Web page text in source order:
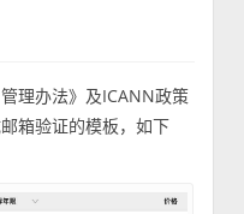
理办法》及ICANN政策
箱验证的模板，如下